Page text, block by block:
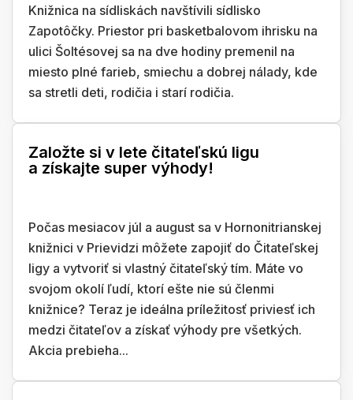
Knižnica na sídliskách navštívili sídlisko
Zapotôčky. Priestor pri basketbalovom ihrisku na
ulici Šoltésovej sa na dve hodiny premenil na
miesto plné farieb, smiechu a dobrej nálady, kde
sa stretli deti, rodičia i starí rodičia.
Založte si v lete čitateľskú ligu
a získajte super výhody!
Počas mesiacov júl a august sa v Hornonitrianskej
knižnici v Prievidzi môžete zapojiť do Čitateľskej
ligy a vytvoriť si vlastný čitateľský tím. Máte vo
svojom okolí ľudí, ktorí ešte nie sú členmi
knižnice? Teraz je ideálna príležitosť priviesť ich
medzi čitateľov a získať výhody pre všetkých.
Akcia prebieha...